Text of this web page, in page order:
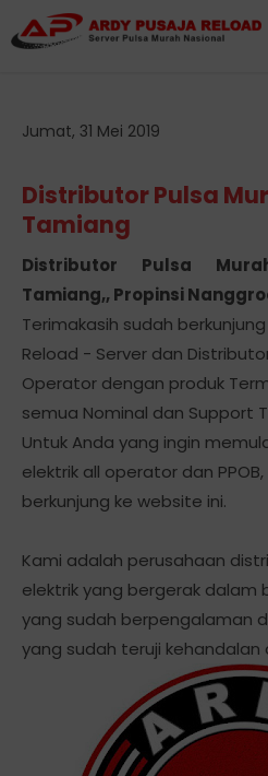
Jumat, 31 Mei 2019
Distributor Pulsa
Tamiang
Distributor Pulsa
Tamiang,, Propinsi
Terimakasih sudah
Reload - Server dan
Operator dengan produk
semua Nominal dan Support
Untuk Anda yang ingin
elektrik all operator dan
berkunjung ke website ini.
Kami adalah perusahaan
elektrik yang bergerak dalam
yang sudah berpengalaman
yang sudah teruji kehandalan